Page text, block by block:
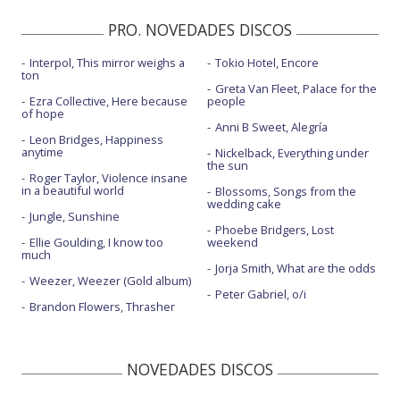
PRO. NOVEDADES DISCOS
Interpol, This mirror weighs a
ton
Ezra Collective, Here because
of hope
Leon Bridges, Happiness
anytime
Roger Taylor, Violence insane
in a beautiful world
Jungle, Sunshine
Ellie Goulding, I know too
much
Weezer, Weezer (Gold album)
Brandon Flowers, Thrasher
Tokio Hotel, Encore
Greta Van Fleet, Palace for the
people
Anni B Sweet, Alegría
Nickelback, Everything under
the sun
Blossoms, Songs from the
wedding cake
Phoebe Bridgers, Lost
weekend
Jorja Smith, What are the odds
Peter Gabriel, o/i
NOVEDADES DISCOS